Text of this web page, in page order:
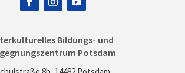
Bildungs- und
Potsdam